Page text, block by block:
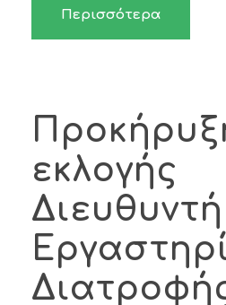
Περισσότερα
εκλογής
Διευθυντή